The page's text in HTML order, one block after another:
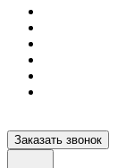
Заказать звонок